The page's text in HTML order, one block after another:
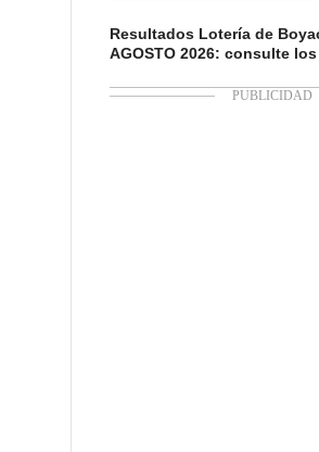
Resultados Lotería de
AGOSTO 2026: consulte